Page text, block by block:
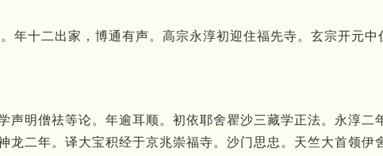
年十二出家，博通有声。高宗永淳初迎住福先寺。玄宗开元中
声明僧祛等论。 年逾耳顺。 初依耶舍瞿沙三藏学正法。 永淳二
龙二年。 译大宝积经于京兆崇福寺。 沙门思忠。 天竺大首领伊